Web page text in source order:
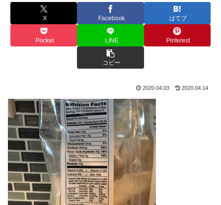
X Facebook はてブ
Pocket LINE Pinterest
コピー
2020.04.03 2020.04.14